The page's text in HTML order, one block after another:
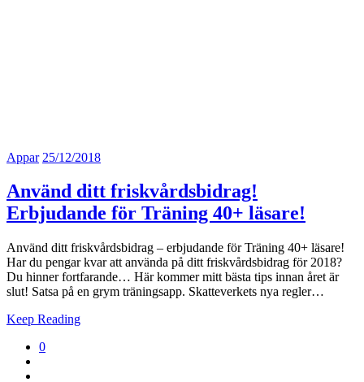
Appar 25/12/2018
Använd ditt friskvårdsbidrag!
Erbjudande för Träning 40+ läsare!
Använd ditt friskvårdsbidrag – erbjudande för Träning 40+ läsare!
Har du pengar kvar att använda på ditt friskvårdsbidrag för 2018?
Du hinner fortfarande… Här kommer mitt bästa tips innan året är
slut! Satsa på en grym träningsapp. Skatteverkets nya regler…
Keep Reading
0